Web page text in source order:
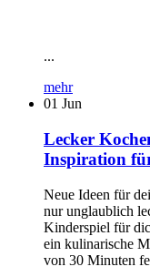
...
mehr
01 Jun
Lecker
Inspiration
Neue Ideen für
nur unglaublich
Kinderspiel für
ein kulinarische
von 30 Minuten